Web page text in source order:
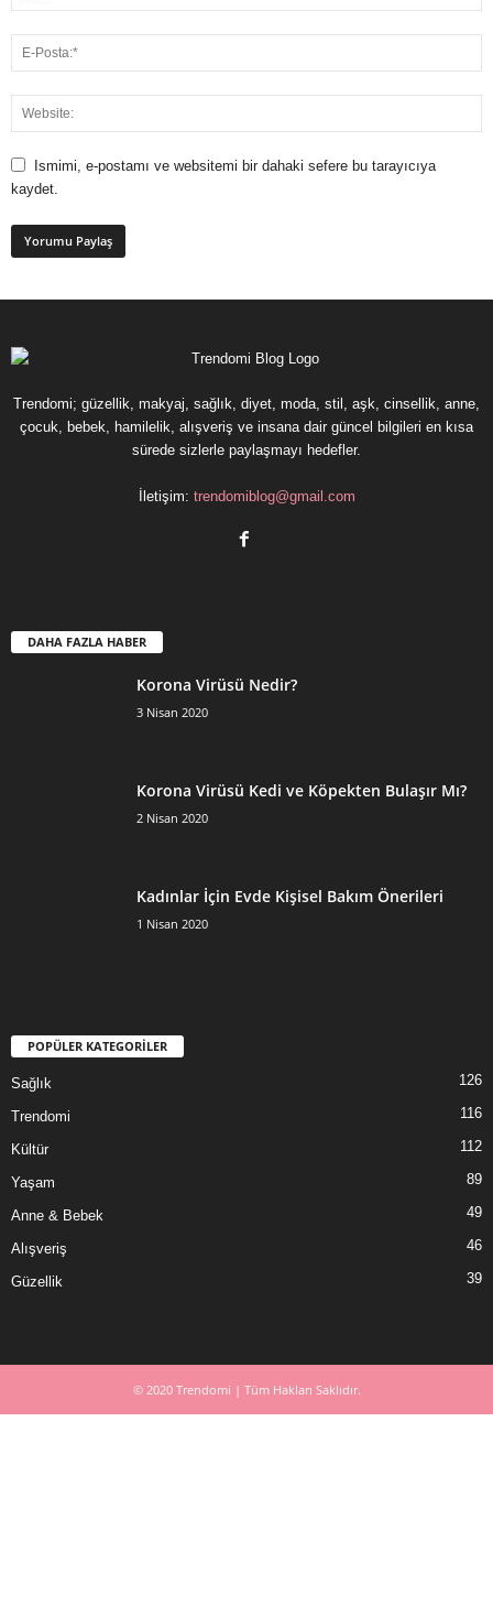
Ismimi, e-postamı ve websitemi bir dahaki sefere bu tarayıcıya
kaydet.
Trendomi; güzellik, makyaj, sağlık, diyet, moda, stil, aşk, cinsellik, anne,
çocuk, bebek, hamilelik, alışveriş ve insana dair güncel bilgileri en kısa
sürede sizlerle paylaşmayı hedefler.
İletişim: trendomiblog@gmail.com
DAHA FAZLA HABER
Korona Virüsü Nedir?
3 Nisan 2020
Korona Virüsü Kedi ve Köpekten Bulaşır Mı?
2 Nisan 2020
Kadınlar İçin Evde Kişisel Bakım Önerileri
1 Nisan 2020
POPÜLER KATEGORİLER
Sağlık 126
Trendomi 116
Kültür 112
Yaşam 89
Anne & Bebek 49
Alışveriş 46
Güzellik 39
© 2020 Trendomi | Tüm Hakları Saklıdır.